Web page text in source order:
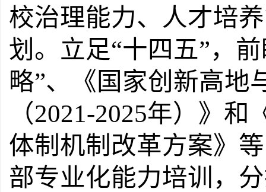
校治理能力、人才培
划。 立足“十四五”，
略”、《国家创新高地
（2021-2025年）》和
体制机制改革方案》
部专业化能力培训，